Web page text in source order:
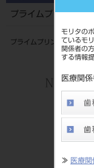
モリタの
ているモ
関係者の
する情報
医療関
≫ 医療
プライムプリント
プライムプリント消耗品